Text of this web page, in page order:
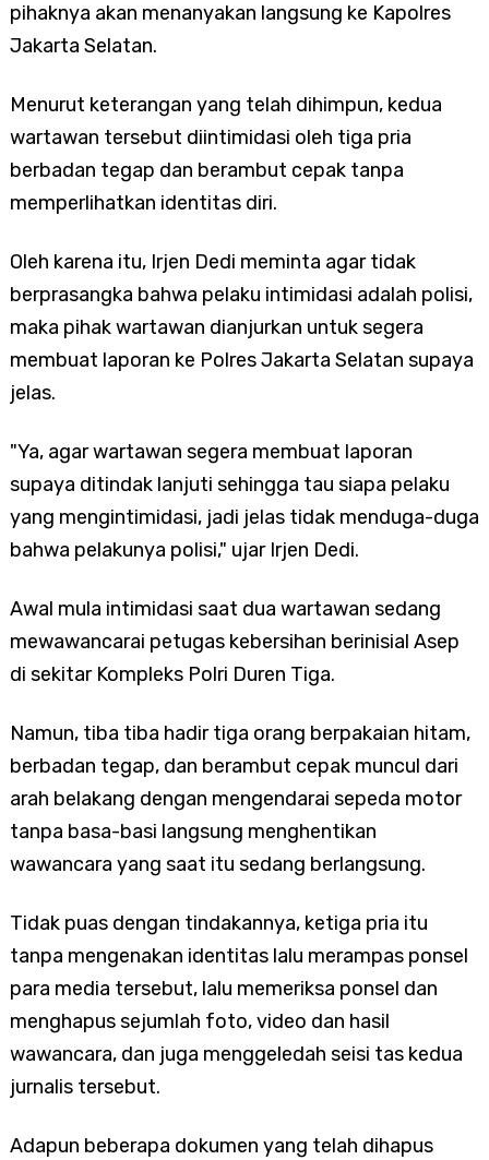
pihaknya akan menanyakan langsung ke Kapolres
Jakarta Selatan.
Menurut keterangan yang telah dihimpun, kedua
wartawan tersebut diintimidasi oleh tiga pria
berbadan tegap dan berambut cepak tanpa
memperlihatkan identitas diri.
Oleh karena itu, Irjen Dedi meminta agar tidak
berprasangka bahwa pelaku intimidasi adalah polisi,
maka pihak wartawan dianjurkan untuk segera
membuat laporan ke Polres Jakarta Selatan supaya
jelas.
"Ya, agar wartawan segera membuat laporan
supaya ditindak lanjuti sehingga tau siapa pelaku
yang mengintimidasi, jadi jelas tidak menduga-duga
bahwa pelakunya polisi," ujar Irjen Dedi.
Awal mula intimidasi saat dua wartawan sedang
mewawancarai petugas kebersihan berinisial Asep
di sekitar Kompleks Polri Duren Tiga.
Namun, tiba tiba hadir tiga orang berpakaian hitam,
berbadan tegap, dan berambut cepak muncul dari
arah belakang dengan mengendarai sepeda motor
tanpa basa-basi langsung menghentikan
wawancara yang saat itu sedang berlangsung.
Tidak puas dengan tindakannya, ketiga pria itu
tanpa mengenakan identitas lalu merampas ponsel
para media tersebut, lalu memeriksa ponsel dan
menghapus sejumlah foto, video dan hasil
wawancara, dan juga menggeledah seisi tas kedua
jurnalis tersebut.
Adapun beberapa dokumen yang telah dihapus